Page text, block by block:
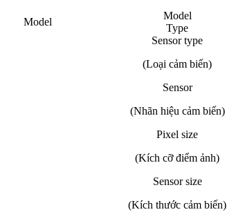
Model
Model
Type
Sensor type
(Loại cảm biến)
Sensor
(Nhãn hiệu cảm biến)
Pixel size
(Kích cỡ điểm ảnh)
Sensor size
(Kích thước cảm biến)